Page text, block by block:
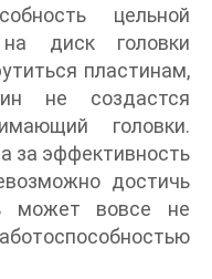
цельной
диск головки
пластинам,
не создастся
головки.
за эффективность
достичь
может вовсе не